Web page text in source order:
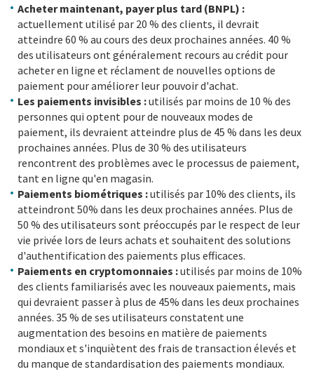
Acheter maintenant, payer plus tard (BNPL) :
actuellement utilisé par 20 % des clients, il devrait
atteindre 60 % au cours des deux prochaines années. 40 %
des utilisateurs ont généralement recours au crédit pour
acheter en ligne et réclament de nouvelles options de
paiement pour améliorer leur pouvoir d'achat.
Les paiements invisibles :utilisés par moins de 10 % des
personnes qui optent pour de nouveaux modes de
paiement, ils devraient atteindre plus de 45 % dans les deux
prochaines années. Plus de 30 % des utilisateurs
rencontrent des problèmes avec le processus de paiement,
tant en ligne qu'en magasin.
Paiements biométriques :utilisés par 10% des clients, ils
atteindront 50% dans les deux prochaines années. Plus de
50 % des utilisateurs sont préoccupés par le respect de leur
vie privée lors de leurs achats et souhaitent des solutions
d'authentification des paiements plus efficaces.
Paiements en cryptomonnaies :utilisés par moins de 10%
des clients familiarisés avec les nouveaux paiements, mais
qui devraient passer à plus de 45% dans les deux prochaines
années. 35 % de ses utilisateurs constatent une
augmentation des besoins en matière de paiements
mondiaux et s'inquiètent des frais de transaction élevés et
du manque de standardisation des paiements mondiaux.